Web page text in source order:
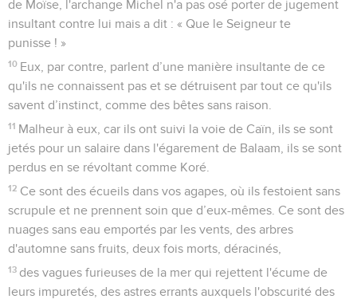
de Moïse, l'archange Michel n'a pas osé porter de jugement
insultant contre lui mais a dit : « Que le Seigneur te
punisse ! »
10 Eux, par contre, parlent d’une manière insultante de ce
qu'ils ne connaissent pas et se détruisent par tout ce qu'ils
savent d’instinct, comme des bêtes sans raison.
11 Malheur à eux, car ils ont suivi la voie de Caïn, ils se sont
jetés pour un salaire dans l'égarement de Balaam, ils se sont
perdus en se révoltant comme Koré.
12 Ce sont des écueils dans vos agapes, où ils festoient sans
scrupule et ne prennent soin que d’eux-mêmes. Ce sont des
nuages sans eau emportés par les vents, des arbres
d'automne sans fruits, deux fois morts, déracinés,
13 des vagues furieuses de la mer qui rejettent l'écume de
leurs impuretés, des astres errants auxquels l'obscurité des